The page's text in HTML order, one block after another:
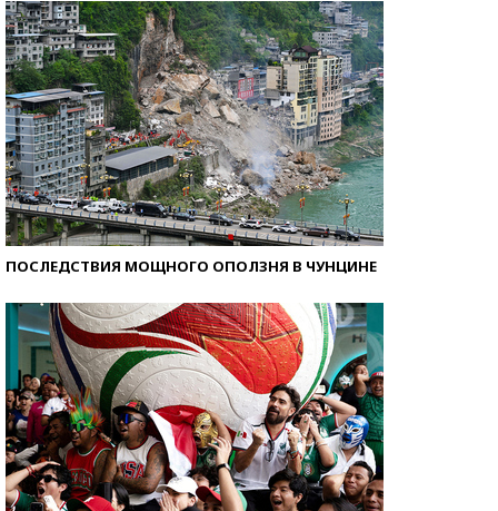
ПОСЛЕДСТВИЯ МОЩНОГО ОПОЛЗНЯ В ЧУНЦИНЕ